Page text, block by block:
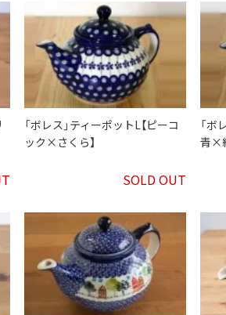
「ボレス」ティーポットL【ピーコ
ック×さくら】
SOLD OUT
「ボ
青×